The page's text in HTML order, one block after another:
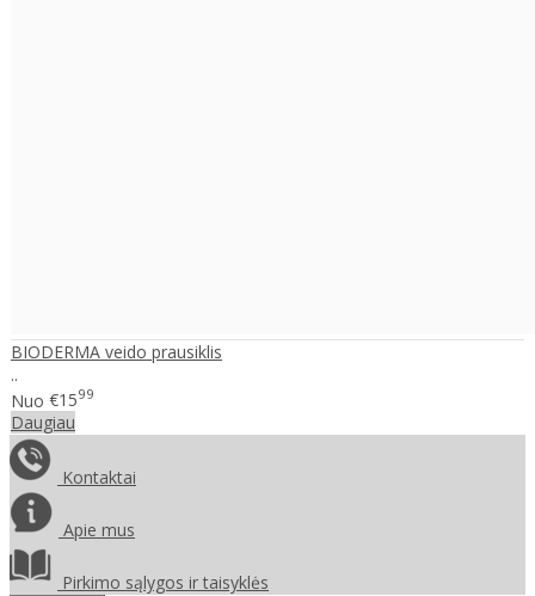
BIODERMA veido prausiklis
..
Nuo €1599
Daugiau
Kontaktai
Apie mus
Pirkimo sąlygos ir taisyklės